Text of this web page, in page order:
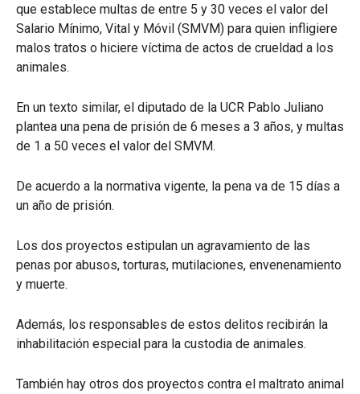
que establece multas de entre 5 y 30 veces el valor del
Salario Mínimo, Vital y Móvil (SMVM) para quien infligiere
malos tratos o hiciere víctima de actos de crueldad a los
animales.
En un texto similar, el diputado de la UCR Pablo Juliano
plantea una pena de prisión de 6 meses a 3 años, y multas
de 1 a 50 veces el valor del SMVM.
De acuerdo a la normativa vigente, la pena va de 15 días a
un año de prisión.
Los dos proyectos estipulan un agravamiento de las
penas por abusos, torturas, mutilaciones, envenenamiento
y muerte.
Además, los responsables de estos delitos recibirán la
inhabilitación especial para la custodia de animales.
También hay otros dos proyectos contra el maltrato animal